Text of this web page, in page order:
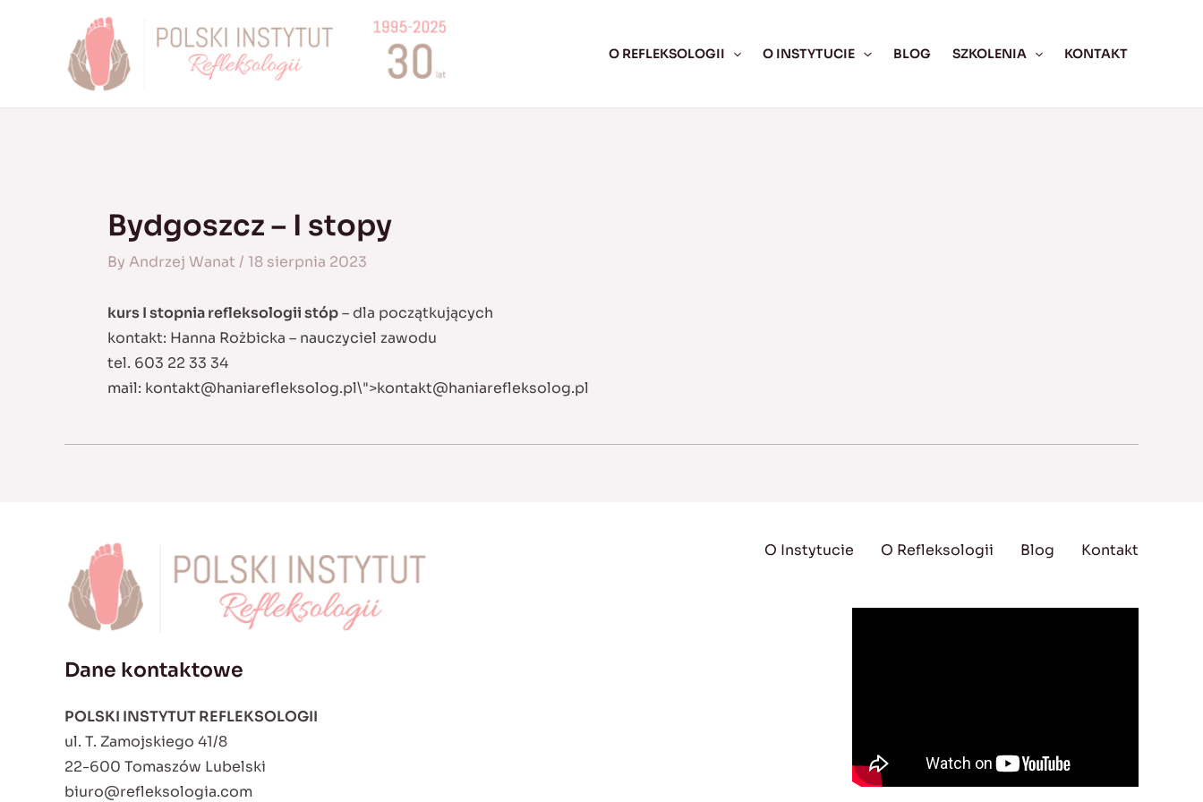
O REFLEKSOLOGII O INSTYTUCIE BLOG SZKOLENIA KONTAKT
Bydgoszcz – I stopy
By Andrzej Wanat / 18 sierpnia 2023
kurs I stopnia refleksologii stóp– dla początkujących
kontakt: Hanna Rożbicka – nauczyciel zawodu
tel. 603 22 33 34
mail: kontakt@haniarefleksolog.pl\">kontakt@haniarefleksolog.pl
Dane kontaktowe
POLSKI INSTYTUT REFLEKSOLOGII
ul. T. Zamojskiego 41/8
22-600 Tomaszów Lubelski
biuro@refleksologia.com
O Instytucie O Refleksologii Blog Kontakt